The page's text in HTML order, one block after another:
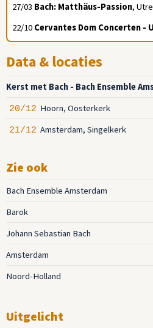
27/03 Bach: Matthäus-Passion,
22/10 Cervantes Dom Concerten -
Data & locaties
Kerst met Bach - Bach Ensemble
20/12 Hoorn, Oosterkerk
21/12 Amsterdam, Singelkerk
Zie ook
Bach Ensemble Amsterdam
Barok
Johann Sebastian Bach
Amsterdam
Noord-Holland
Uitgelicht